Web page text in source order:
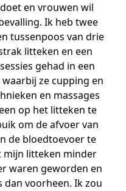
en vrouwen wil
Ik heb twee
tussenpoos van drie
litteken en een
gehad in een
ze cupping en
en massages
op het litteken te
om de afvoer van
de bloedtoevoer te
mijn litteken minder
waren geworden en
voorheen. Ik zou